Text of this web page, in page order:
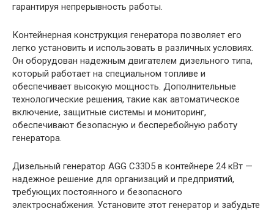
гарантируя непрерывность работы.
Контейнерная конструкция генератора позволяет его
легко установить и использовать в различных условиях.
Он оборудован надежным двигателем дизельного типа,
который работает на специальном топливе и
обеспечивает высокую мощность. Дополнительные
технологические решения, такие как автоматическое
включение, защитные системы и мониторинг,
обеспечивают безопасную и бесперебойную работу
генератора.
Дизельный генератор AGG C33D5 в контейнере 24 кВт —
надежное решение для организаций и предприятий,
требующих постоянного и безопасного
электроснабжения. Установите этот генератор и забудьте